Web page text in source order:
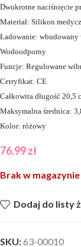
Dwukrotne naciśnięcie
Materiał: Silikon
Ładowanie:
Wodoodporny
Funcje: Regulowane
Cetryfikat: CE
Całkowita długość 20,5
Maksymalna średnica:
Kolor: różowy
76,99zł
Brak w magazynie
Dodaj do listy
SKU:63-00010